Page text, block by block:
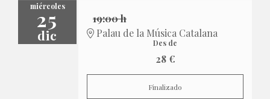
miércoles
25
dic
19:00 h
Palau de la Música Catalana
Des de
28 €
Finalizado